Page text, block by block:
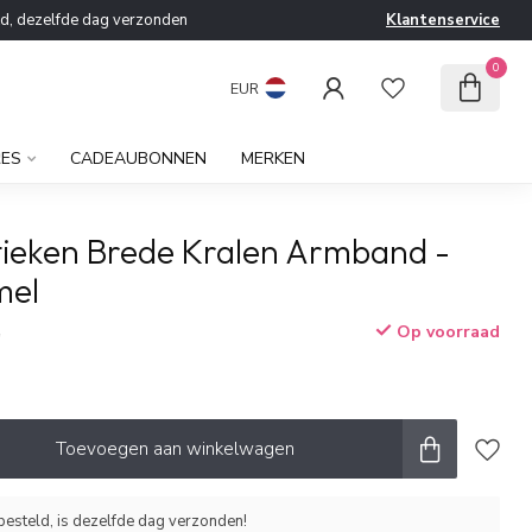
dezelfde dag verzonden Klantenservice
EUR
0
CADEAUBONNEN MERKEN
Brede Kralen Armband -
Op voorraad
Toevoegen aan winkelwagen
is dezelfde dag verzonden!